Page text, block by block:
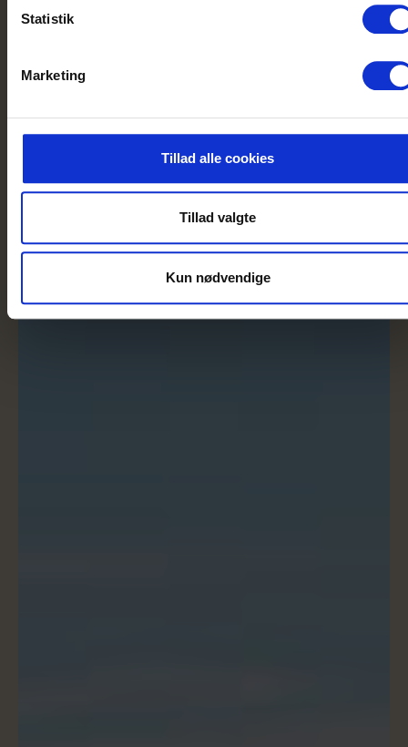
Statistik
Marketing
Tillad alle cookies
Tillad valgte
Kun nødvendige